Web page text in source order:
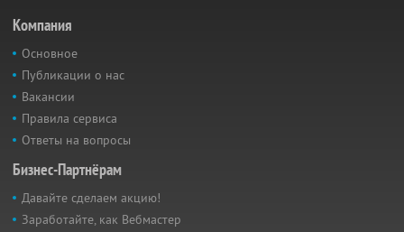
Компания
Основное
Публикации о нас
Вакансии
Правила сервиса
Ответы на вопросы
Бизнес-Партнёрам
Давайте сделаем акцию!
Заработайте, как Вебмастер